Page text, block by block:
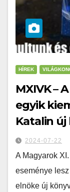
HÍREK
MXIVK –
egyik
Katalin
2024-07-22
A Magyarok
eseménye
elnöke új